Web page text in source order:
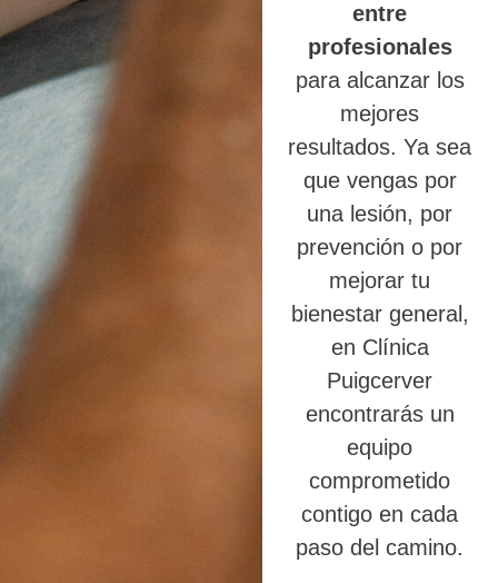
entre
profesionales
para alcanzar los
mejores
resultados. Ya sea
que vengas por
una lesión, por
prevención o por
mejorar tu
bienestar general,
en Clínica
Puigcerver
encontrarás un
equipo
comprometido
contigo en cada
paso del camino.